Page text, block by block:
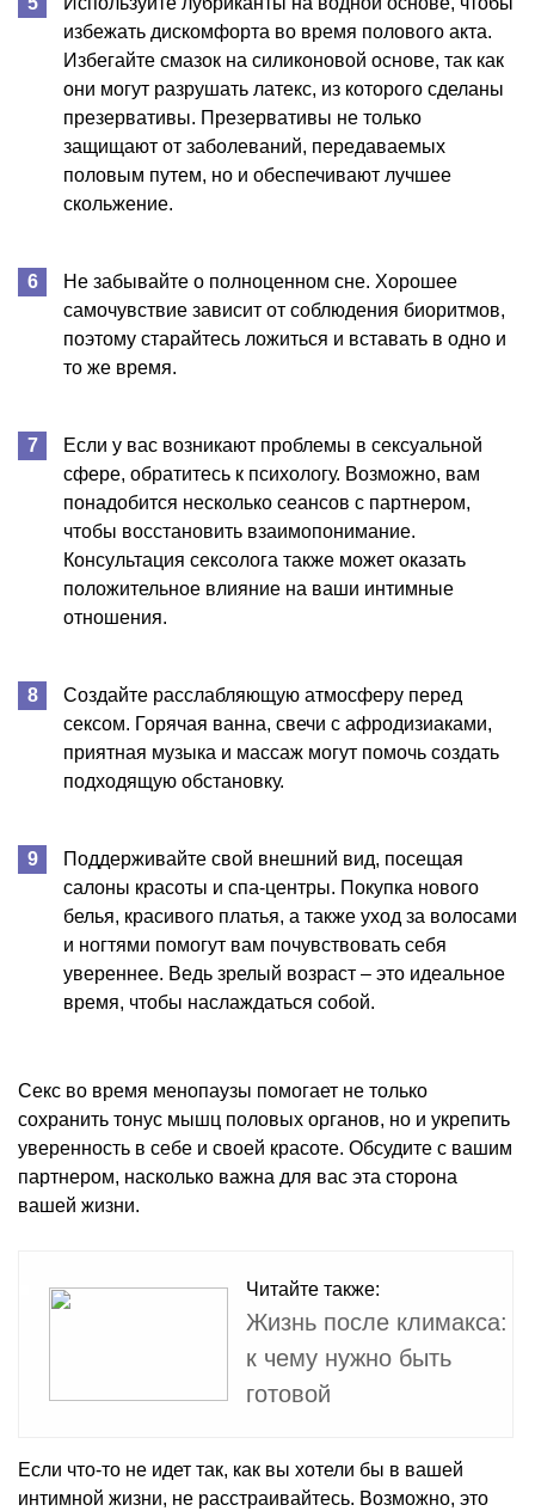
избежать дискомфорта во время полового акта.
Избегайте смазок на силиконовой основе, так как
они могут разрушать латекс, из которого сделаны
презервативы. Презервативы не только
защищают от заболеваний, передаваемых
половым путем, но и обеспечивают лучшее
скольжение.
Не забывайте о полноценном сне. Хорошее
самочувствие зависит от соблюдения биоритмов,
поэтому старайтесь ложиться и вставать в одно и
то же время.
Если у вас возникают проблемы в сексуальной
сфере, обратитесь к психологу. Возможно, вам
понадобится несколько сеансов с партнером,
чтобы восстановить взаимопонимание.
Консультация сексолога также может оказать
положительное влияние на ваши интимные
отношения.
Создайте расслабляющую атмосферу перед
сексом. Горячая ванна, свечи с афродизиаками,
приятная музыка и массаж могут помочь создать
подходящую обстановку.
Поддерживайте свой внешний вид, посещая
салоны красоты и спа-центры. Покупка нового
белья, красивого платья, а также уход за волосами
и ногтями помогут вам почувствовать себя
увереннее. Ведь зрелый возраст – это идеальное
время, чтобы наслаждаться собой.
Секс во время менопаузы помогает не только
сохранить тонус мышц половых органов, но и укрепить
уверенность в себе и своей красоте. Обсудите с вашим
партнером, насколько важна для вас эта сторона
вашей жизни.
Читайте также:
Жизнь после климакса:
к чему нужно быть
готовой
Если что-то не идет так, как вы хотели бы в вашей
интимной жизни, не расстраивайтесь. Возможно, это